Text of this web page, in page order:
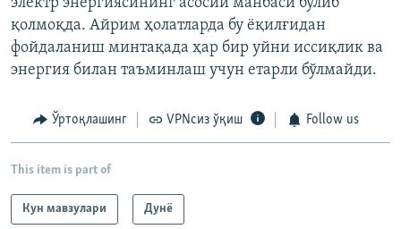
электр энергиясининг асосий манбаси бўлиб
қолмоқда. Айрим ҳолатларда бу ёқилғидан
фойдаланиш минтақада ҳар бир уйни иссиқлик ва
энергия билан таъминлаш учун етарли бўлмайди.
Ўртоқлашинг VPNсиз ўқиш Follow us
This item is part of
Кун мавзулари Дунë